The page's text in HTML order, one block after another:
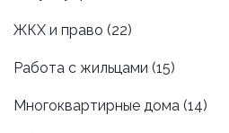
ЖКХ и право (22)
Работа с жильцами (15)
Многоквартирные дома (14)